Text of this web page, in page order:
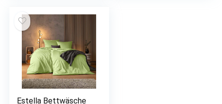
Estella Bettwäsche